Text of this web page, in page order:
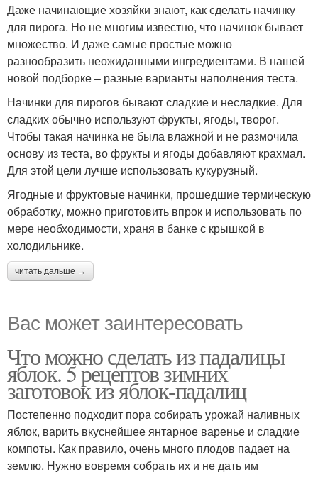
Несладкие начинки Мясная начинка
Начинка из
апельсиновых корок
Начинка с зеленым
луком
Начинка с лососем
Даже начинающие хозяйки знают, как сделать начинку
для пирога. Но не многим известно, что начинок бывает
множество. И даже самые простые можно
разнообразить неожиданными ингредиентами. В нашей
новой подборке – разные варианты наполнения теста.
Начинки для пирогов бывают сладкие и несладкие. Для
сладких обычно используют фрукты, ягоды, творог.
Чтобы такая начинка не была влажной и не размочила
основу из теста, во фрукты и ягоды добавляют крахмал.
Для этой цели лучше использовать кукурузный.
Ягодные и фруктовые начинки, прошедшие термическую
обработку, можно приготовить впрок и использовать по
мере необходимости, храня в банке с крышкой в
холодильнике.
читать дальше →
Вас может заинтересовать
Что можно сделать из падалицы
яблок. 5 рецептов зимних
заготовок из яблок-падалиц
Постепенно подходит пора собирать урожай наливных
яблок, варить вкуснейшее янтарное варенье и сладкие
компоты. Как правило, очень много плодов падает на
землю. Нужно вовремя собрать их и не дать им